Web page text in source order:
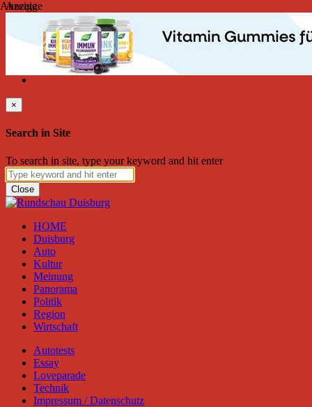
Freitag, August 07, 2026
Friend on Facebook Follow on Twitter
Search
×
Search in Site
To search in site, type your keyword and hit enter
Close
HOME
Duisburg
Auto
Kultur
Meinung
Panorama
Politik
Region
Wirtschaft
Autotests
Essay
Loveparade
Technik
Impressum / Datenschutz
Anzeige
Anzeige